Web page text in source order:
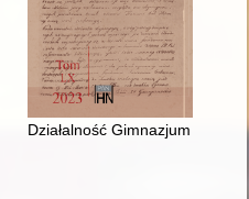
króla Zygmunta Augusta
Działalność Gimnazjum